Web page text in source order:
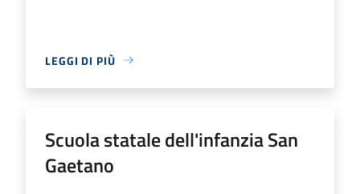
LEGGI DI PIÙ
Scuola statale dell'infanzia San
Gaetano